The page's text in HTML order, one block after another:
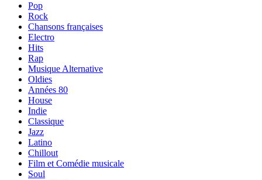
Pop
Rock
Chansons françaises
Electro
Hits
Rap
Musique Alternative
Oldies
Années 80
House
Indie
Classique
Jazz
Latino
Chillout
Film et Comédie musicale
Soul